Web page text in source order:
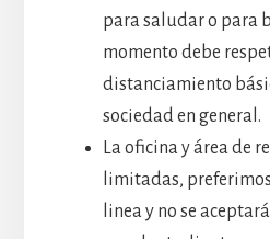
para saludar o para
momento debe
distanciamiento
sociedad en general.
La oficina y área de
limitadas,
linea y no se